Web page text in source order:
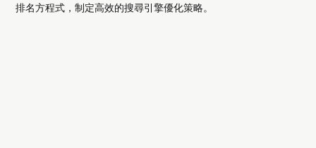
排名方程式，制定高效的搜尋引擎優化策略。